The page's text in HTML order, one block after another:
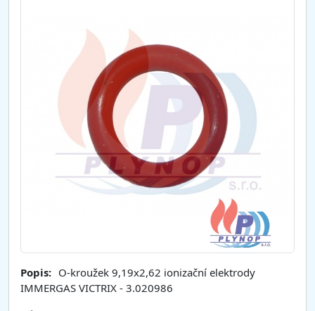
Popis: O-kroužek 9,19x2,62 ionizační elektrody
IMMERGAS VICTRIX - 3.020986